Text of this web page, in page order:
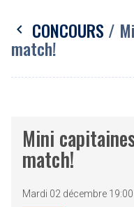
chevron_left CONCOURS /
match!
Mini
match!
Mardi 02 décembre 19:00